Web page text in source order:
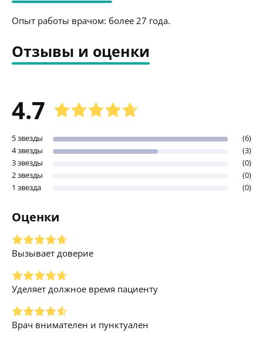
Опыт работы врачом: более 27 года.
Отзывы и оценки
4.7
5 звезды
(6)
4 звезды
(3)
3 звезды
(0)
2 звезды
(0)
1 звезда
(0)
Оценки
Вызывает доверие
Уделяет должное время пациенту
Врач внимателен и пунктуален